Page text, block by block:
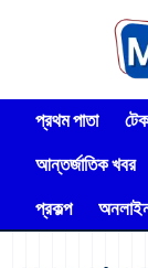
প্রথম পাতা
আন্তর্জাতিক খবর
প্রকল্প